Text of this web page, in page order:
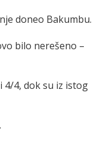
doneo Bakumbu.
bilo nerešeno –
4/4, dok su iz istog